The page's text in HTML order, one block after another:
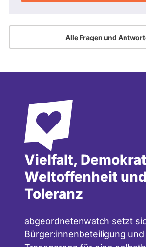
Alle Fragen und
Vielfalt,
Weltoffenheit und
Toleranz
abgeordnetenwatch setzt
Bürger:innenbeteiligung und